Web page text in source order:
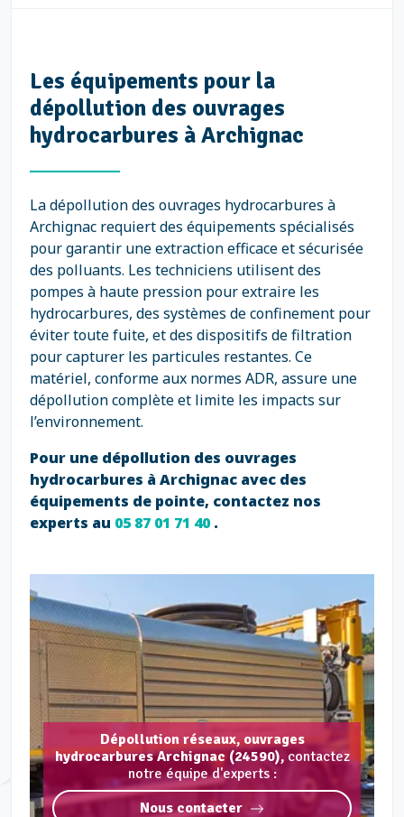
Les équipements pour la
dépollution des ouvrages
hydrocarbures à Archignac
La dépollution des ouvrages hydrocarbures à
Archignac requiert des équipements spécialisés
pour garantir une extraction efficace et sécurisée
des polluants. Les techniciens utilisent des
pompes à haute pression pour extraire les
hydrocarbures, des systèmes de confinement pour
éviter toute fuite, et des dispositifs de filtration
pour capturer les particules restantes. Ce
matériel, conforme aux normes ADR, assure une
dépollution complète et limite les impacts sur
l’environnement.
Pour une dépollution des ouvrages
hydrocarbures à Archignac avec des
équipements de pointe, contactez nos
experts au 05 87 01 71 40.
Dépollution réseaux, ouvrages
hydrocarbures Archignac (24590), contactez
notre équipe d'experts :
Nous contacter